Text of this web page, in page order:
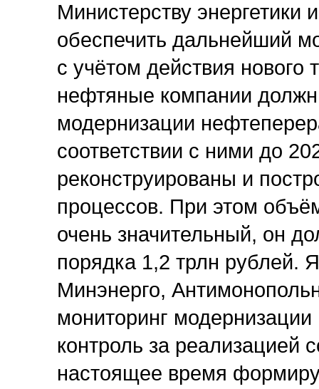
Министерству
обеспечить дальнейший
с учётом действия
нефтяные компании
модернизации
соответствии с ними до
реконструированы и
процессов. При этом
очень значительный, он
порядка 1,2 трлн рублей.
Минэнерго,
мониторинг
контроль за реализацией
настоящее время